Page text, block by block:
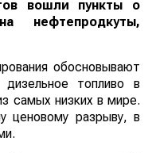
вошли пункты о
нефтепродкуты,
обосновывают
топливо в
самых низких в мире.
ценовому разрыву, в